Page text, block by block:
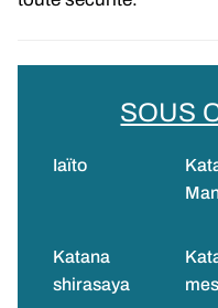
SOUS
Iaïto
Katana
shirasaya